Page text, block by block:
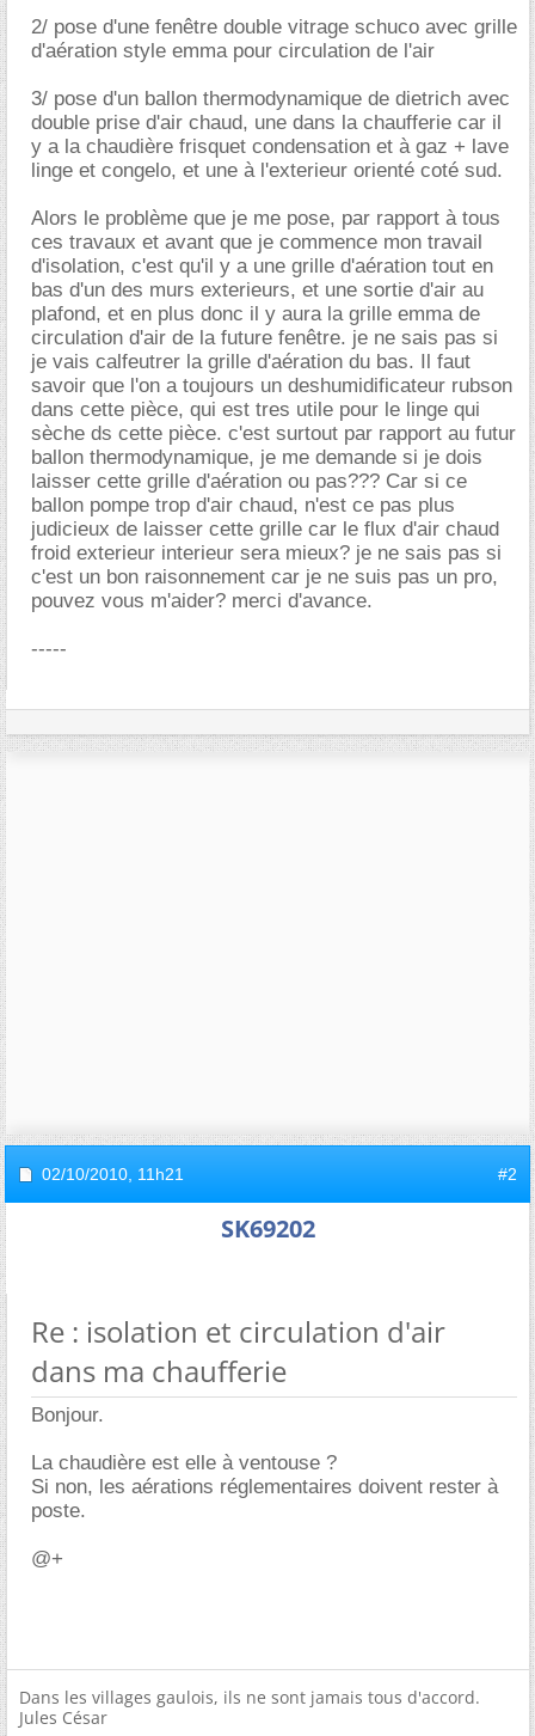
2/ pose d'une fenêtre double vitrage schuco avec grille
d'aération style emma pour circulation de l'air
3/ pose d'un ballon thermodynamique de dietrich avec
double prise d'air chaud, une dans la chaufferie car il
y a la chaudière frisquet condensation et à gaz + lave
linge et congelo, et une à l'exterieur orienté coté sud.
Alors le problème que je me pose, par rapport à tous
ces travaux et avant que je commence mon travail
d'isolation, c'est qu'il y a une grille d'aération tout en
bas d'un des murs exterieurs, et une sortie d'air au
plafond, et en plus donc il y aura la grille emma de
circulation d'air de la future fenêtre. je ne sais pas si
je vais calfeutrer la grille d'aération du bas. Il faut
savoir que l'on a toujours un deshumidificateur rubson
dans cette pièce, qui est tres utile pour le linge qui
sèche ds cette pièce. c'est surtout par rapport au futur
ballon thermodynamique, je me demande si je dois
laisser cette grille d'aération ou pas??? Car si ce
ballon pompe trop d'air chaud, n'est ce pas plus
judicieux de laisser cette grille car le flux d'air chaud
froid exterieur interieur sera mieux? je ne sais pas si
c'est un bon raisonnement car je ne suis pas un pro,
pouvez vous m'aider? merci d'avance.
-----
02/10/2010, 11h21 #2
SK69202
Re : isolation et circulation d'air
dans ma chaufferie
Bonjour.
La chaudière est elle à ventouse ?
Si non, les aérations réglementaires doivent rester à
poste.
@+
Dans les villages gaulois, ils ne sont jamais tous d'accord.
Jules César